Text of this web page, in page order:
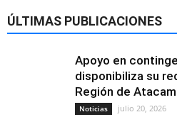
ÚLTIMAS PUBLICACIONES
Apoyo en
disponibiliza su
Región de
Noticias julio 20, 2026